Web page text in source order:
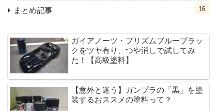
まとめ記事 16
ガイアノーツ・プリズムブルーブラッ
クをツヤ有り、つや消しで試してみ
た！【高級塗料】
【意外と迷う】ガンプラの「黒」を塗
装するおススメの塗料って？